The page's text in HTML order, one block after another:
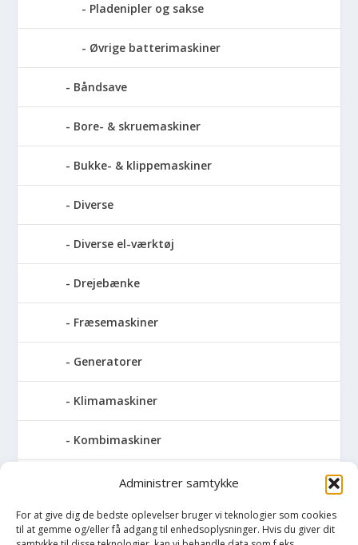
Administrer samtykke
For at give dig de bedste oplevelser bruger vi teknologier som cookies
til at gemme og/eller få adgang til enhedsoplysninger. Hvis du giver dit
Pladenipler og sakse
Øvrige batterimaskiner
Båndsave
Bore- & skruemaskiner
Bukke- & klippemaskiner
Diverse
Diverse el-værktøj
Drejebænke
Fræsemaskiner
Generatorer
Klimamaskiner
Kombimaskiner
Kompressor
Pressemaskiner